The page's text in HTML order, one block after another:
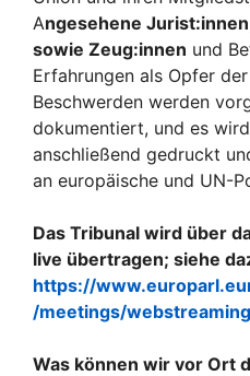
Angesehene
sowie Zeug:innen und
Erfahrungen als Opfer
Beschwerden werden
dokumentiert, und es
anschließend gedruckt
an europäische und UN-
Das Tribunal wird über
live übertragen; siehe
https://
/meetings/webstreaming
Was können wir vor Ort